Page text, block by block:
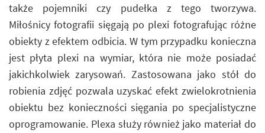
także pojemniki czy pudełka z tego tworzywa.
Miłośnicy fotografii sięgają po plexi fotografując różne
obiekty z efektem odbicia. W tym przypadku konieczna
jest płyta plexi na wymiar, która nie może posiadać
jakichkolwiek zarysowań. Zastosowana jako stół do
robienia zdjęć pozwala uzyskać efekt zwielokrotnienia
obiektu bez konieczności sięgania po specjalistyczne
oprogramowanie. Plexa służy również jako materiał do